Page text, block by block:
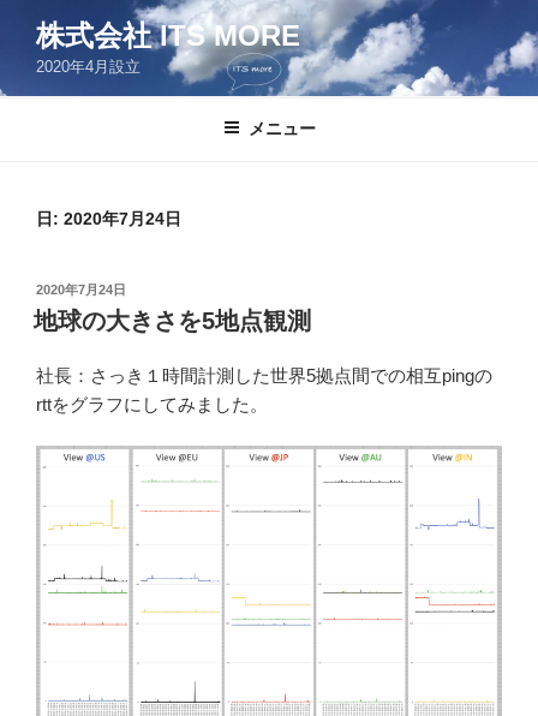
ン
株式会社 ITS MORE
2020年4月設立
メニュー
日: 2020年7月24日
投
稿
日:
2020年7月24日
地球の大きさを5地点観測
社長：さっき１時間計測した世界5拠点間での相互pingの
rttをグラフにしてみました。